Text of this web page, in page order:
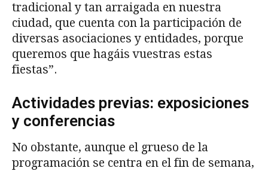
tradicional y tan arraigada en nuestra
ciudad, que cuenta con la participación de
diversas asociaciones y entidades, porque
queremos que hagáis vuestras estas
fiestas”.
Actividades previas: exposiciones
y conferencias
No obstante, aunque el grueso de la
programación se centra en el fin de semana,